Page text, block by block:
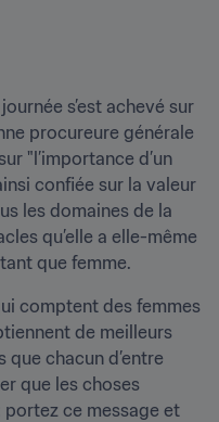
s’est achevé sur
procureure générale
"l’importance d’un
confiée sur la valeur
les domaines de la
qu’elle a elle-même
que femme.
comptent des femmes
de meilleurs
chacun d’entre
que les choses
portez ce message et